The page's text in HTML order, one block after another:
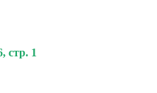
стр. 1